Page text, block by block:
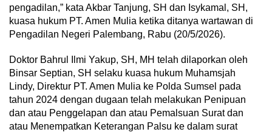
pengadilan,” kata Akbar Tanjung, SH dan Isykamal, SH,
kuasa hukum PT. Amen Mulia ketika ditanya wartawan di
Pengadilan Negeri Palembang, Rabu (20/5/2026).
Doktor Bahrul Ilmi Yakup, SH, MH telah dilaporkan oleh
Binsar Septian, SH selaku kuasa hukum Muhamsjah
Lindy, Direktur PT. Amen Mulia ke Polda Sumsel pada
tahun 2024 dengan dugaan telah melakukan Penipuan
dan atau Penggelapan dan atau Pemalsuan Surat dan
atau Menempatkan Keterangan Palsu ke dalam surat